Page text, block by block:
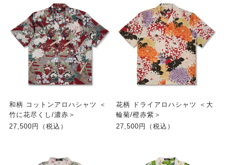
和柄 コットンアロハシャツ ＜
竹に花尽くし/濃赤＞
27,500円（税込）
花柄 ドライアロハシャツ ＜大
輪菊/橙赤紫＞
27,500円（税込）